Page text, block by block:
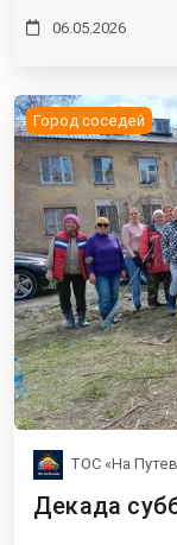
06.05.2026
Город соседей
ТОС «На
Декада